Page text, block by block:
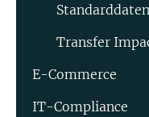
Transfer
E-Commerce
IT-Compliance